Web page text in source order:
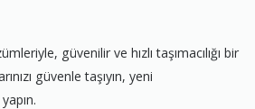
güvenilir ve hızlı taşımacılığı bir
güvenle taşıyın, yeni